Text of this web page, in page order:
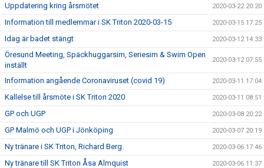
Uppdatering kring årsmötet 2020-03-22 20:20
Information till medlemmar i SK Triton 2020-03-15 2020-03-15 17:25
Idag är badet stängt 2020-03-12 14:33
Öresund Meeting, Späckhuggarsim, Seriesim & Swim Open
inställt
2020-03-12 07:55
Information angående Coronaviruset (covid 19) 2020-03-11 17:04
Kallelse till årsmöte i SK Triton 2020 2020-03-11 08:51
GP och UGP 2020-03-08 20:22
GP Malmö och UGP i Jönköping 2020-03-07 20:19
Ny tränare i SK Triton, Richard Berg. 2020-03-06 17:46
Ny tränare till SK Triton Åsa Almquist 2020-03-06 11:37